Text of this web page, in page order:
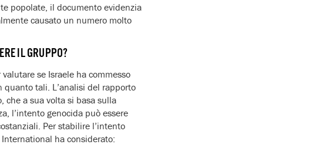
popolate, il documento evidenzia
causato un numero molto
IL GRUPPO?
se Israele ha commesso
tali. L’analisi del rapporto
che a sua volta si basa sulla
l’intento genocida può essere
Per stabilire l’intento
ha considerato: